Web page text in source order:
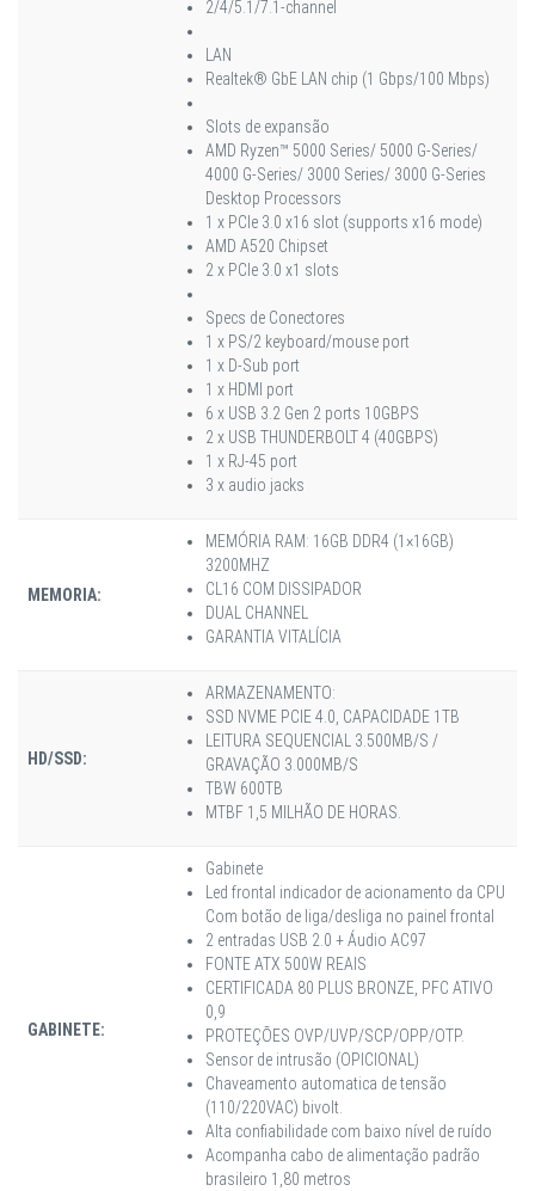
2/4/5.1/7.1-channel
LAN
Realtek® GbE LAN chip (1 Gbps/100 Mbps)
Slots de expansão
AMD Ryzen™ 5000 Series/ 5000 G-Series/
4000 G-Series/ 3000 Series/ 3000 G-Series
Desktop Processors
1 x PCIe 3.0 x16 slot (supports x16 mode)
AMD A520 Chipset
2 x PCIe 3.0 x1 slots
Specs de Conectores
1 x PS/2 keyboard/mouse port
1 x D-Sub port
1 x HDMI port
6 x USB 3.2 Gen 2 ports 10GBPS
2 x USB THUNDERBOLT 4 (40GBPS)
1 x RJ-45 port
3 x audio jacks
MEMORIA:
MEMÓRIA RAM: 16GB DDR4 (1×16GB)
3200MHZ
CL16 COM DISSIPADOR
DUAL CHANNEL
GARANTIA VITALÍCIA
HD/SSD:
ARMAZENAMENTO:
SSD NVME PCIE 4.0, CAPACIDADE 1TB
LEITURA SEQUENCIAL 3.500MB/S /
GRAVAÇÃO 3.000MB/S
TBW 600TB
MTBF 1,5 MILHÃO DE HORAS.
GABINETE:
Gabinete
Led frontal indicador de acionamento da CPU
Com botão de liga/desliga no painel frontal
2 entradas USB 2.0 + Áudio AC97
FONTE ATX 500W REAIS
CERTIFICADA 80 PLUS BRONZE, PFC ATIVO
0,9
PROTEÇÕES OVP/UVP/SCP/OPP/OTP.
Sensor de intrusão (OPICIONAL)
Chaveamento automatica de tensão
(110/220VAC) bivolt.
Alta confiabilidade com baixo nível de ruído
Acompanha cabo de alimentação padrão
brasileiro 1,80 metros